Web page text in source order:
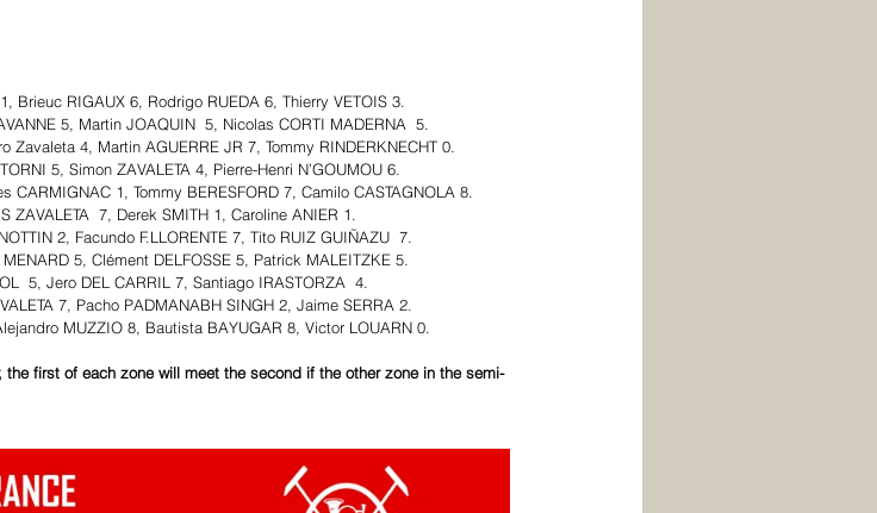
Brieuc RIGAUX 6, Rodrigo RUEDA 6, Thierry VETOIS 3.
5, Martin JOAQUIN  5, Nicolas CORTI MADERNA  5.
Zavaleta 4, Martin AGUERRE JR 7, Tommy RINDERKNECHT 0.
5, Simon ZAVALETA 4, Pierre-Henri N’GOUMOU 6.
CARMIGNAC 1, Tommy BERESFORD 7, Camilo CASTAGNOLA 8.
ZAVALETA  7, Derek SMITH 1, Caroline ANIER 1.
2, Facundo F.LLORENTE 7, Tito RUIZ GUIÑAZU  7.
5, Clément DELFOSSE 5, Patrick MALEITZKE 5.
5, Jero DEL CARRIL 7, Santiago IRASTORZA  4.
7, Pacho PADMANABH SINGH 2, Jaime SERRA 2.
MUZZIO 8, Bautista BAYUGAR 8, Victor LOUARN 0.
first of each zone will meet the second if the other zone in the semi-